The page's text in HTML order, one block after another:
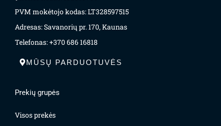
PVM mokėtojo kodas: LT328597515
Adresas: Savanorių pr. 170, Kaunas
Telefonas: +370 686 16818
MŪSŲ PARDUOTUVĖS
Prekių grupės
Visos prekės